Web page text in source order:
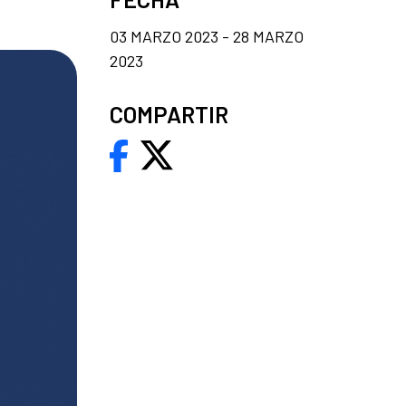
03 MARZO 2023 - 28 MARZO
2023
COMPARTIR